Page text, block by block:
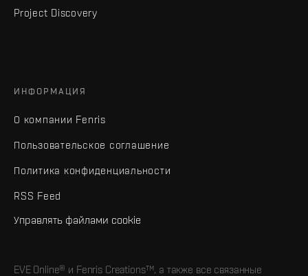
Project Discovery
ИНФОРМАЦИЯ
О компании Fenris
Пользовательское соглашение
Политика конфиденциальности
RSS Feed
Управлять файлами cookie
EVE Online® и Fenris Creations™, а также все связанные